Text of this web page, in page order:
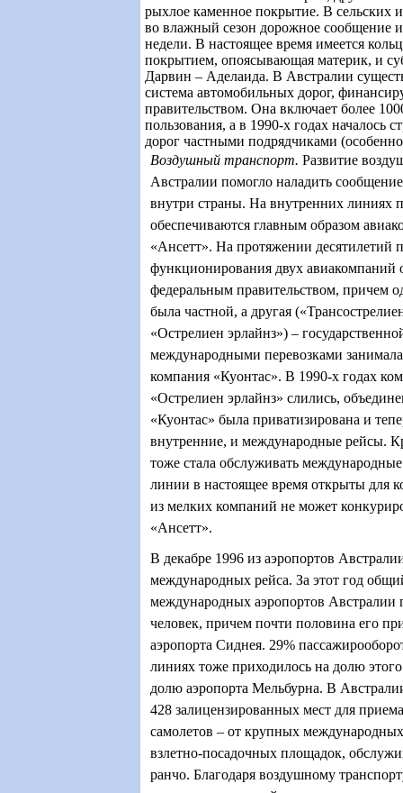
рыхлое каменное покрытие. В сельских
во влажный сезон дорожное сообщение
недели. В настоящее время имеется
покрытием, опоясывающая материк, и
Дарвин – Аделаида. В Австралии
система автомобильных дорог,
правительством. Она включает более
пользования, а в 1990-х годах началось
дорог частными подрядчиками
Воздушный транспорт. Развитие
Австралии помогло наладить
внутри страны. На внутренних линиях
обеспечиваются главным образом
«Ансетт». На протяжении десятилетий
функционирования двух авиакомпаний
федеральным правительством, причем
была частной, а другая
«Острелиен эрлайнз») –
международными перевозками
компания «Куонтас». В 1990-х годах
«Острелиен эрлайнз» слились,
«Куонтас» была приватизирована и
внутренние, и международные рейсы.
тоже стала обслуживать
линии в настоящее время открыты для
из мелких компаний не может
«Ансетт».
В декабре 1996 из аэропортов
международных рейса. За этот год
международных аэропортов Австралии
человек, причем почти половина его
аэропорта Сиднея. 29%
линиях тоже приходилось на долю
долю аэропорта Мельбурна. В
428 залицензированных мест для
самолетов – от крупных
взлетно-посадочных площадок,
ранчо. Благодаря воздушному